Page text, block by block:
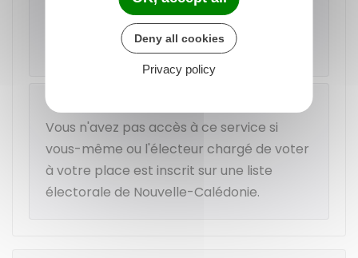
Accéder au service en ligne
Ministère chargé de l'intérieur
Vous n'avez pas accès à ce service si
vous-même ou l'électeur chargé de voter
à votre place est inscrit sur une liste
électorale de Nouvelle-Calédonie.
Deny all cookies
Privacy policy